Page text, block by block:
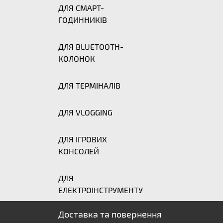
ДЛЯ СМАРТ-
ГОДИННИКІВ
ДЛЯ BLUETOOTH-
КОЛОНОК
ДЛЯ ТЕРМІНАЛІВ
ДЛЯ VLOGGING
ДЛЯ ІГРОВИХ
КОНСОЛЕЙ
ДЛЯ
ЕЛЕКТРОІНСТРУМЕНТУ
Доставка та повернення